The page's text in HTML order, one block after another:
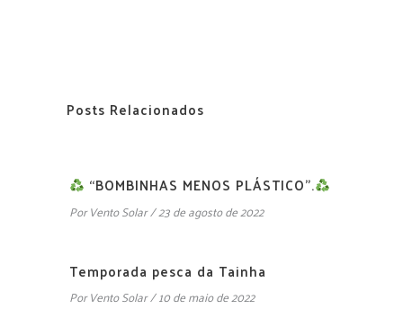
Posts Relacionados
“BOMBINHAS MENOS PLÁSTICO”.
Por Vento Solar 23 de agosto de 2022
Temporada pesca da Tainha
Por Vento Solar 10 de maio de 2022